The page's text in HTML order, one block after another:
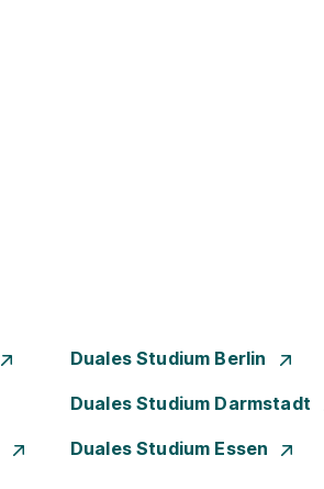
Duales Studium Berlin
Duales Studium Darmstadt
Duales Studium Essen